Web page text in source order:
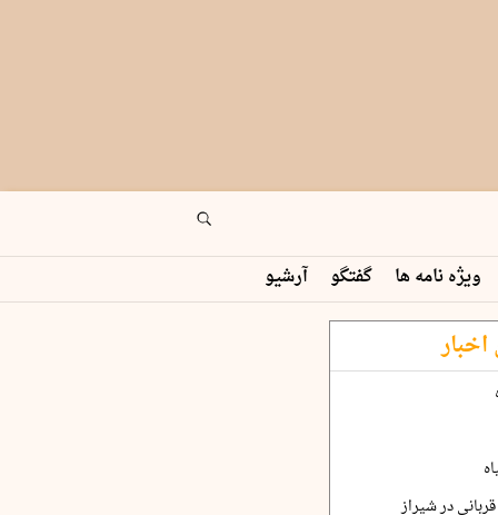
ویژه نامه ها گفتگو آرشیو
در شیراز